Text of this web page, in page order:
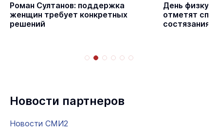
Роман Султанов: поддержка
женщин требует конкретных
решений
День
отметят
Новости партнеров
Новости СМИ2